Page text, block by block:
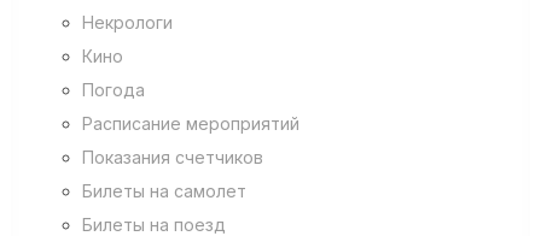
Некрологи
Кино
Погода
Расписание мероприятий
Показания счетчиков
Билеты на самолет
Билеты на поезд